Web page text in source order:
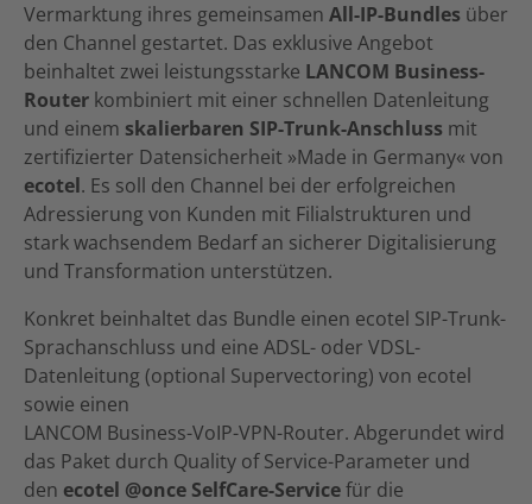
Vermarktung ihres gemeinsamen All-IP-Bundles über
den Channel gestartet. Das exklusive Angebot
beinhaltet zwei leistungsstarke LANCOM Business-
Router kombiniert mit einer schnellen Datenleitung
und einem skalierbaren SIP-Trunk-Anschluss mit
zertifizierter Datensicherheit »Made in Germany« von
ecotel. Es soll den Channel bei der erfolgreichen
Adressierung von Kunden mit Filialstrukturen und
stark wachsendem Bedarf an sicherer Digitalisierung
und Transformation unterstützen.
Konkret beinhaltet das Bundle einen ecotel SIP-Trunk-
Sprachanschluss und eine ADSL- oder VDSL-
Datenleitung (optional Supervectoring) von ecotel
sowie einen
LANCOM Business-VoIP-VPN-Router. Abgerundet wird
das Paket durch Quality of Service-Parameter und
den ecotel @once SelfCare-Servicefür die